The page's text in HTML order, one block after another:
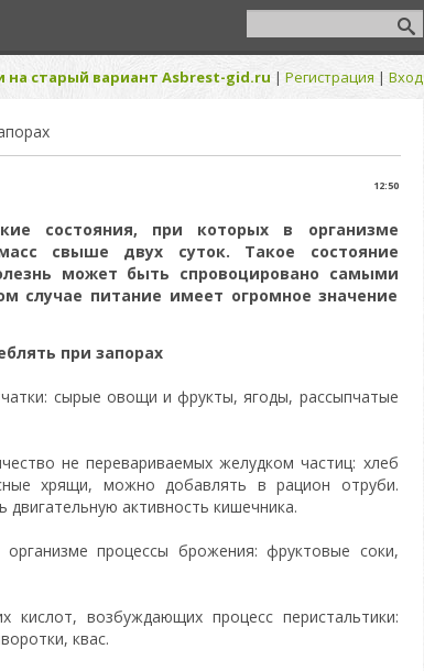
на старый вариант Asbrest-gid.ru | Регистрация | Вход
12:50
состояния, при которых в организме
свыше двух суток. Такое состояние
может быть спровоцировано самыми
случае питание имеет огромное значение
при запорах
сырые овощи и фрукты, ягоды, рассыпчатые
не перевариваемых желудком частиц: хлеб
хрящи, можно добавлять в рацион отруби.
активность кишечника.
процессы брожения: фруктовые соки,
кислот, возбуждающих процесс перистальтики:
квас.